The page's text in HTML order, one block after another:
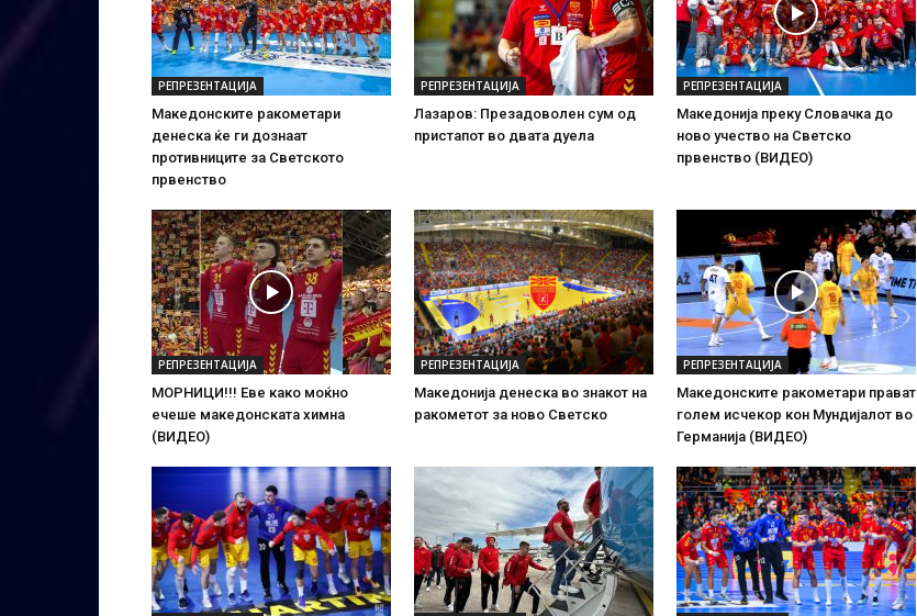
РЕПРЕЗЕНТАЦИЈА
Македонските ракометари
денеска ќе ги дознаат
противниците за Светското
првенство
РЕПРЕЗЕНТАЦИЈА
Лазаров: Презадоволен сум од
пристапот во двата дуела
РЕПРЕЗЕНТАЦИЈА
Македонија преку Словачка до
ново учество на Светско
првенство (ВИДЕО)
РЕПРЕЗЕНТАЦИЈА
МОРНИЦИ!!! Еве како моќно
ечеше македонската химна
(ВИДЕО)
РЕПРЕЗЕНТАЦИЈА
Македонија денеска во знакот на
ракометот за ново Светско
РЕПРЕЗЕНТАЦИЈА
Македонските ракометари прават
голем исчекор кон Мундијалот во
Германија (ВИДЕО)